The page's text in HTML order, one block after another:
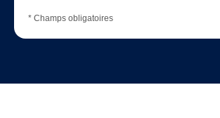
* Champs obligatoires